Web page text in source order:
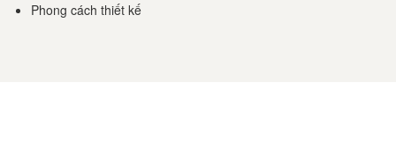
Phong cách thiết kế